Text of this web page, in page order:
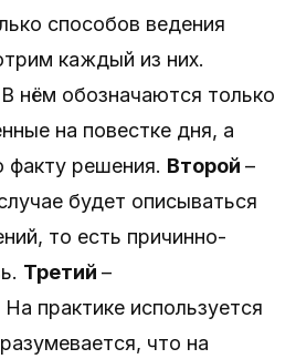
способов ведения
каждый из них.
нём обозначаются только
на повестке дня, а
факту решения. Второй –
будет описываться
то есть причинно-
Третий –
практике используется
что на